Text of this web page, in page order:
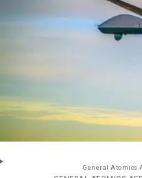
General Atomics